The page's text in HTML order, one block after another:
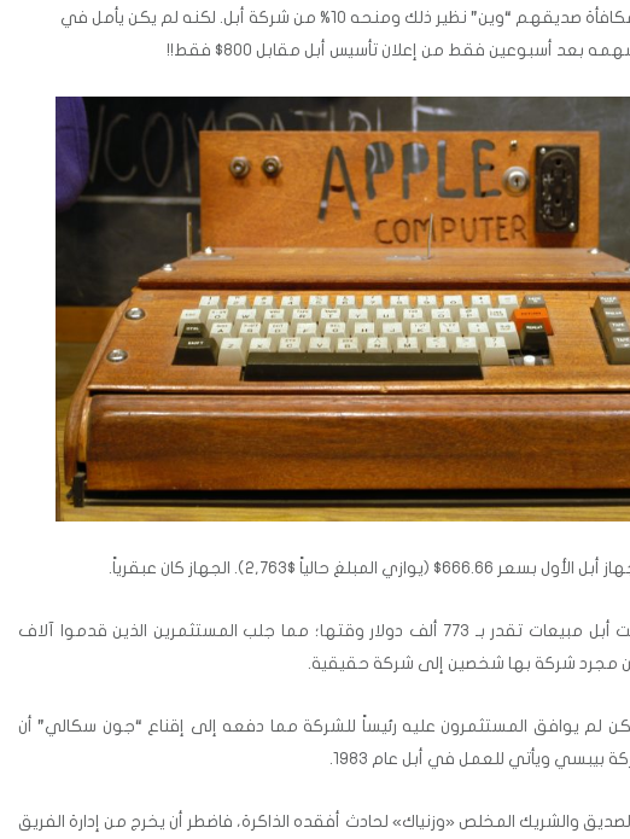
قرر “جوبز” و “وزنياك” مكافأة صديقهم “وين” نظير ذلك ومنحه 10% من شركة أبل. لكنه لم يكن يأمل في
بعد أسبوعين فقط من إعلان تأسيس أبل مقابل 800$ فقط!!
المبلغ حالياً $2,763). الجهاز كان عبقرياً.
وفي العام الأول حققت أبل مبيعات تقدر بـ 773 ألف دولار وقتها؛ مما جلب المستثمرين الذين قدموا آلاف
من مجرد شركة بها شخصين إلى شركة حقيقية.
لم يوافق المستثمرون عليه رئيساً للشركة مما دفعه إلى إقناع “جون سكالي” أن
بيبسي ويأتي للعمل في أبل عام 1983.
والشريك المخلص «وزنياك» لحادث أفقده الذاكرة، فاضطر أن يخرج من إدارة الفريق